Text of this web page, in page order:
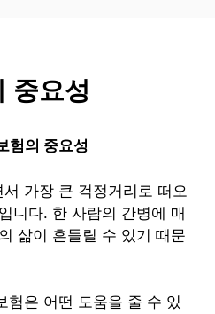
중요성
험의 중요성
가장 큰 걱정거리로 떠오
니다. 한 사람의 간병에 매
삶이 흔들릴 수 있기 때문
험은 어떤 도움을 줄 수 있